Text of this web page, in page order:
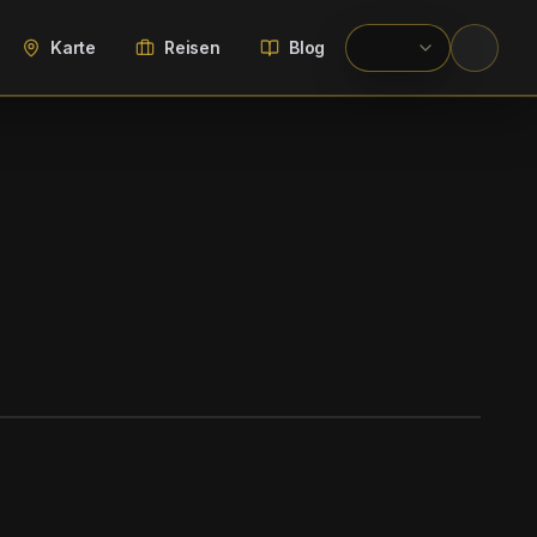
Karte Reisen Blog